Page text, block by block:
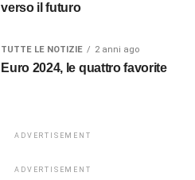
verso il futuro
TUTTE LE NOTIZIE 2 anni ago
Euro 2024, le quattro favorite
ADVERTISEMENT
ADVERTISEMENT